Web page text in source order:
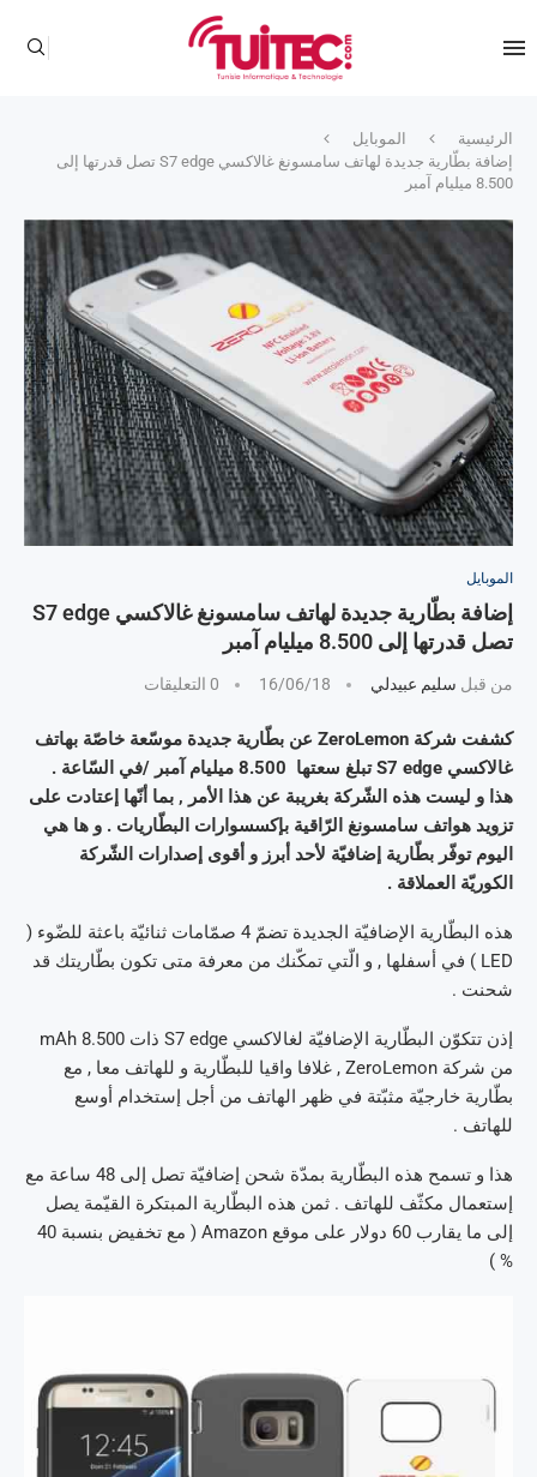
الرئيسية
الموبايل
إضافة بطّارية جديدة لهاتف سامسونغ غالاكسي S7 edge تصل قدرتها إلى
8.500 ميليام آمبر
الموبايل
إضافة بطّارية جديدة لهاتف سامسونغ غالاكسي S7 edge
تصل قدرتها إلى 8.500 ميليام آمبر
من قبل سليم عبيدلي 16/06/18 0 التعليقات
كشفت شركة ZeroLemon عن بطّارية جديدة موسّعة خاصّة بهاتف
غالاكسي S7 edge تبلغ سعتها 8.500 ميليام آمبر /في السّاعة .
هذا و ليست هذه الشّركة بغريبة عن هذا الأمر , بما أنّها إعتادت على
تزويد هواتف سامسونغ الرّاقية بإكسسوارات البطّاريات . و ها هي
اليوم توفّر بطّارية إضافيّة لأحد أبرز و أقوى إصدارات الشّركة
الكوريّة العملاقة .
هذه البطّارية الإضافيّة الجديدة تضمّ 4 صمّامات ثنائيّة باعثة للضّوء (
LED ) في أسفلها , و الّتي تمكّنك من معرفة متى تكون بطّاريتك قد
شحنت .
إذن تتكوّن البطّارية الإضافيّة لغالاكسي S7 edge ذات 8.500 mAh
من شركة ZeroLemon , غلافا واقيا للبطّارية و للهاتف معا , مع
بطّارية خارجيّة مثبّتة في ظهر الهاتف من أجل إستخدام أوسع
للهاتف .
هذا و تسمح هذه البطّارية بمدّة شحن إضافيّة تصل إلى 48 ساعة مع
إستعمال مكثّف للهاتف . ثمن هذه البطّارية المبتكرة القيّمة يصل
إلى ما يقارب 60 دولار على موقع Amazon ( مع تخفيض بنسبة 40
% )